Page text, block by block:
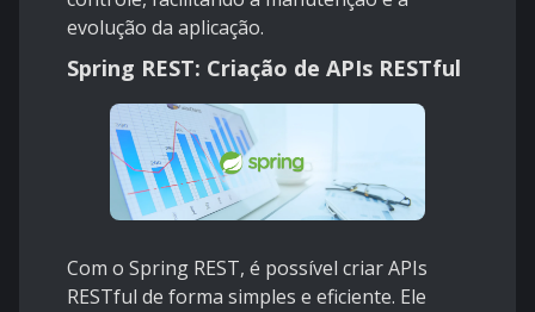
evolução da aplicação.
Spring REST: Criação de APIs RESTful
Com o Spring REST, é possível criar APIs
RESTful de forma simples e eficiente. Ele